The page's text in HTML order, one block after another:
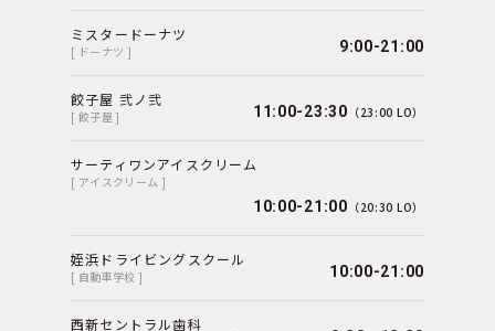
ミスタードーナツ
[ ドーナツ ] 9:00-21:00
餃子屋 弐ノ弐
[ 餃子屋 ] 11:00-23:30 （23:00 LO）
サーティワンアイスクリーム
[ アイスクリーム ]
10:00-21:00 （20:30 LO）
姪浜ドライビングスクール
[ 自動車学校 ] 10:00-21:00
西新セントラル歯科